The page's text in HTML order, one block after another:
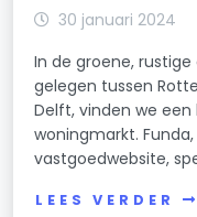
30 januari 2024
In de groene,
gelegen tussen
Delft, vinden we
woningmarkt.
vastgoedwebsite,
LEES VERDER